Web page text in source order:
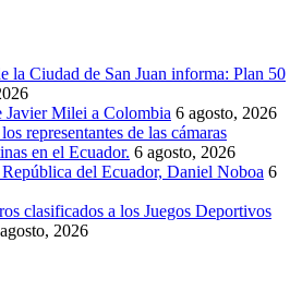
la Ciudad de San Juan informa: Plan 50
Javier Milei a Colombia 6 agosto, 2026
representantes de las cámaras
en el Ecuador. 6 agosto, 2026
del Ecuador, Daniel Noboa 6
clasificados a los Juegos Deportivos
2026